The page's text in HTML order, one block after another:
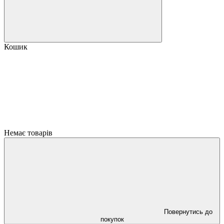
Кошик
Немає товарів
Повернутись до
покупок